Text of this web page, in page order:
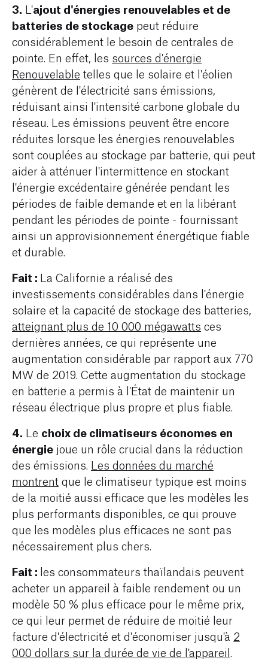
3. L'ajout d'énergies renouvelables et de
batteries de stockage peut réduire
considérablement le besoin de centrales de
pointe. En effet, les sources d'énergie
Renouvelable telles que le solaire et l'éolien
génèrent de l'électricité sans émissions,
réduisant ainsi l'intensité carbone globale du
réseau. Les émissions peuvent être encore
réduites lorsque les énergies renouvelables
sont couplées au stockage par batterie, qui peut
aider à atténuer l'intermittence en stockant
l'énergie excédentaire générée pendant les
périodes de faible demande et en la libérant
pendant les périodes de pointe - fournissant
ainsi un approvisionnement énergétique fiable
et durable.
Fait : La Californie a réalisé des
investissements considérables dans l'énergie
solaire et la capacité de stockage des batteries,
atteignant plus de 10 000 mégawatts ces
dernières années, ce qui représente une
augmentation considérable par rapport aux 770
MW de 2019. Cette augmentation du stockage
en batterie a permis à l'État de maintenir un
réseau électrique plus propre et plus fiable.
4. Le choix de climatiseurs économes en
énergie joue un rôle crucial dans la réduction
des émissions. Les données du marché
montrent que le climatiseur typique est moins
de la moitié aussi efficace que les modèles les
plus performants disponibles, ce qui prouve
que les modèles plus efficaces ne sont pas
nécessairement plus chers.
Fait : les consommateurs thaïlandais peuvent
acheter un appareil à faible rendement ou un
modèle 50 % plus efficace pour le même prix,
ce qui leur permet de réduire de moitié leur
facture d'électricité et d'économiser jusqu'à 2
000 dollars sur la durée de vie de l'appareil.